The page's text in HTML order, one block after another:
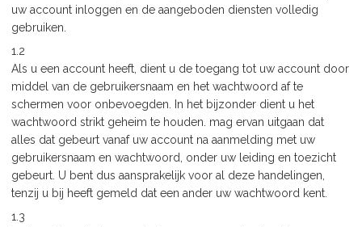
uw account inloggen en de aangeboden diensten volledig
gebruiken.
1.2
Als u een account heeft, dient u de toegang tot uw account door
middel van de gebruikersnaam en het wachtwoord af te
schermen voor onbevoegden. In het bijzonder dient u het
wachtwoord strikt geheim te houden. mag ervan uitgaan dat
alles dat gebeurt vanaf uw account na aanmelding met uw
gebruikersnaam en wachtwoord, onder uw leiding en toezicht
gebeurt. U bent dus aansprakelijk voor al deze handelingen,
tenzij u bij heeft gemeld dat een ander uw wachtwoord kent.
1.3